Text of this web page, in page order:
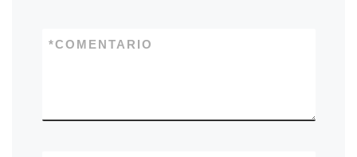
COMENTARIO
*